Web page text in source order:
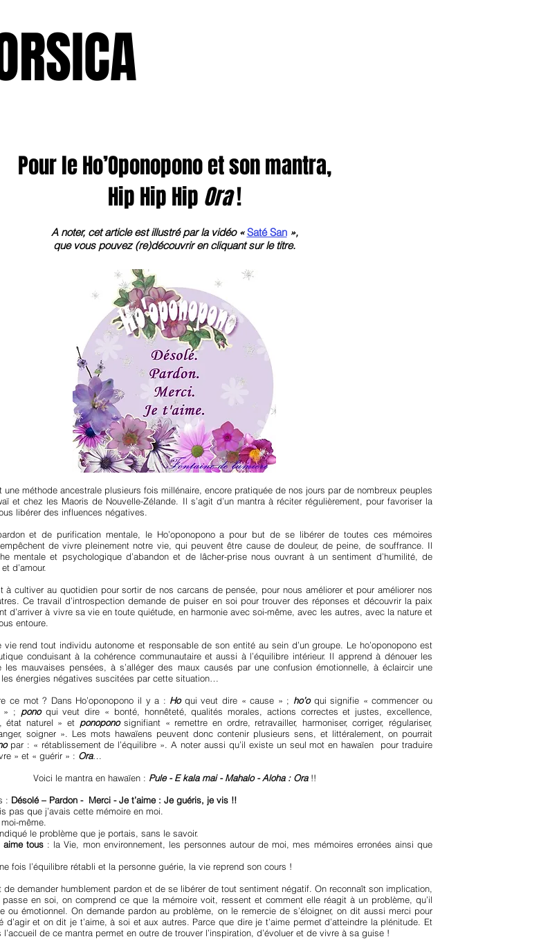
Pour le Ho’Oponopono et son mantra,
Hip Hip Hip Ora!
A noter, cet article est illustré par la vidéo «Saté San»,
que vous pouvez (re)découvrir en cliquant sur le titre.
une méthode ancestrale plusieurs fois millénaire, encore pratiquée de nos jours par de nombreux peuples
et chez les Maoris de Nouvelle-Zélande. Il s’agit d’un mantra à réciter régulièrement, pour favoriser la
libérer des influences négatives.
et de purification mentale, le Ho’oponopono a pour but de se libérer de toutes ces mémoires
de vivre pleinement notre vie, qui peuvent être cause de douleur, de peine, de souffrance. Il
mentale et psychologique d’abandon et de lâcher-prise nous ouvrant à un sentiment d’humilité, de
d’amour.
à cultiver au quotidien pour sortir de nos carcans de pensée, pour nous améliorer et pour améliorer nos
Ce travail d’introspection demande de puiser en soi pour trouver des réponses et découvrir la paix
d’arriver à vivre sa vie en toute quiétude, en harmonie avec soi-même, avec les autres, avec la nature et
entoure.
rend tout individu autonome et responsable de son entité au sein d’un groupe. Le ho’oponopono est
conduisant à la cohérence communautaire et aussi à l’équilibre intérieur. Il apprend à dénouer les
mauvaises pensées, à s’alléger des maux causés par une confusion émotionnelle, à éclaircir une
énergies négatives suscitées par cette situation…
ce mot ? Dans Ho’oponopono il y a : Hoqui veut dire « cause » ; ho’oqui signifie « commencer ou
» ; ponoqui veut dire « bonté, honnêteté, qualités morales, actions correctes et justes, excellence,
état naturel » et ponoponosignifiant « remettre en ordre, retravailler, harmoniser, corriger, régulariser,
soigner ». Les mots hawaïens peuvent donc contenir plusieurs sens, et littéralement, on pourrait
par : « rétablissement de l’équilibre ». A noter aussi qu’il existe un seul mot en hawaïen pour traduire
» et « guérir » : Ora…
Voici le mantra en hawaïen : Pule - E kala mai - Mahalo - Aloha : Ora !!
: Désolé – Pardon - Merci - Je t’aime : Je guéris, je vis !!
pas que j’avais cette mémoire en moi.
même.
le problème que je portais, sans le savoir.
aime tous : la Vie, mon environnement, les personnes autour de moi, mes mémoires erronées ainsi que
fois l’équilibre rétabli et la personne guérie, la vie reprend son cours !
de demander humblement pardon et de se libérer de tout sentiment négatif. On reconnaît son implication,
en soi, on comprend ce que la mémoire voit, ressent et comment elle réagit à un problème, qu’il
ou émotionnel. On demande pardon au problème, on le remercie de s’éloigner, on dit aussi merci pour
d’agir et on dit je t’aime, à soi et aux autres. Parce que dire je t’aime permet d’atteindre la plénitude. Et
de ce mantra permet en outre de trouver l’inspiration, d’évoluer et de vivre à sa guise !